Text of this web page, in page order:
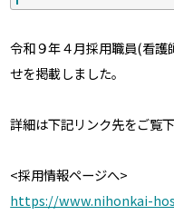
令和９年４月採用職員(看
せを掲載しました。
詳細は下記リンク先をご覧下
<採用情報ページへ>
https://www.nihonkai-